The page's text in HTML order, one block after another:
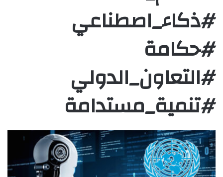
#ذكاء_اصطناعي
#حكامة
#التعاون_الدولي
#تنمية_مستدامة